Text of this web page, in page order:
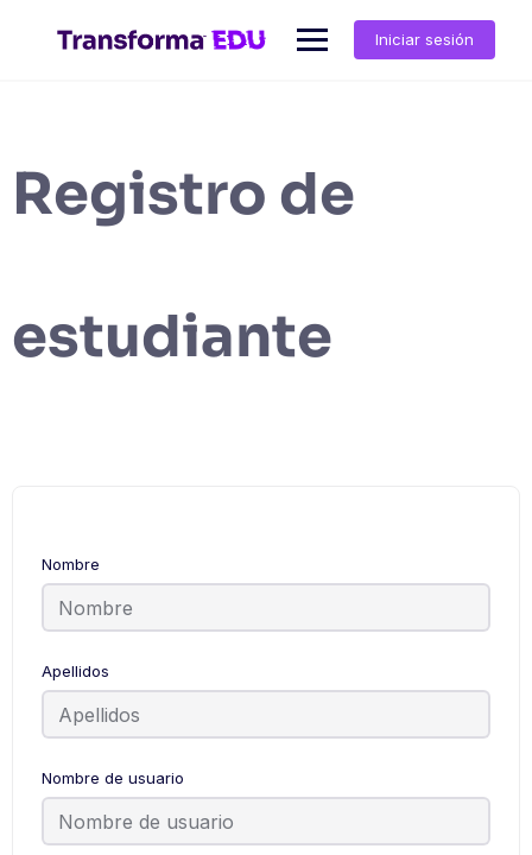
Iniciar sesión
Registro de
estudiante
Nombre
Apellidos
Nombre de usuario